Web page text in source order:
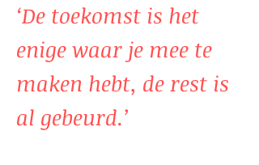
‘De toekomst is het
enige waar je mee te
maken hebt, de rest is
al gebeurd.’